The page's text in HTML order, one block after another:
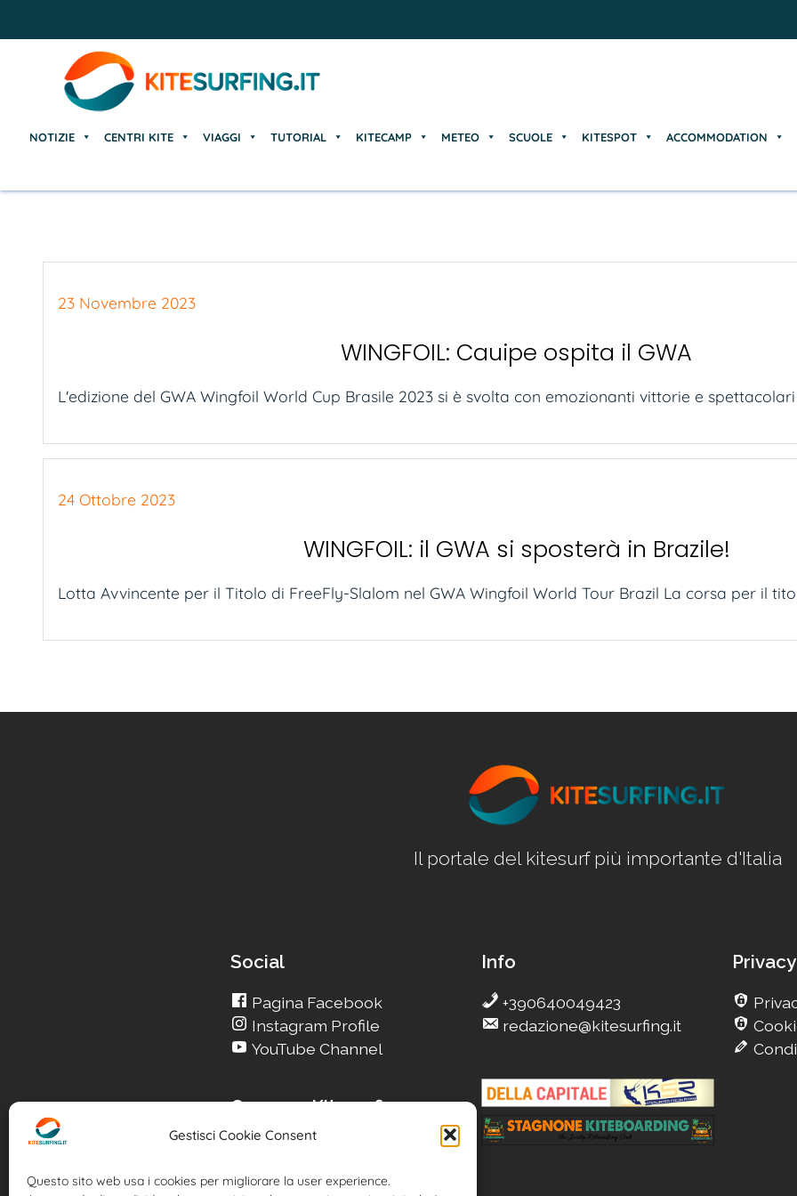
Gestisci Cookie Consent
Questo sito web usa i cookies per migliorare la user experience.
NOTIZIE CENTRI KITE VIAGGI TUTORIAL KITECAMP METEO SCUOLE KITESPOT ACCOMMODATION
23 Novembre 2023
WINGFOIL: Cauipe ospita il GWA
L'edizione del GWA Wingfoil World Cup Brasile 2023 si è svolta con emozionanti vittorie e spettacolari
24 Ottobre 2023
WINGFOIL: il GWA si sposterà in Brazile!
Lotta Avvincente per il Titolo di FreeFly-Slalom nel GWA Wingfoil World Tour Brazil La corsa per il
Il portale del kitesurf più importante d'Italia
Social
Pagina Facebook
Instagram Profile
YouTube Channel
Info
+390640049423
redazione@kitesurfing.it
Cerca su Kitesurfing
Cerca un nuovo KiteCamp
Cerca il tuo KiteSpot